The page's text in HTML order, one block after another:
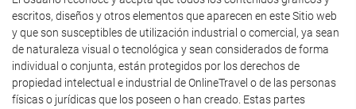
escritos, diseños y otros elementos que aparecen en este Sitio web
y que son susceptibles de utilización industrial o comercial, ya sean
de naturaleza visual o tecnológica y sean considerados de forma
individual o conjunta, están protegidos por los derechos de
propiedad intelectual e industrial de OnlineTravel o de las personas
físicas o jurídicas que los poseen o han creado. Estas partes